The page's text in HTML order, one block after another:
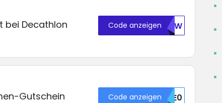
bei Decathlon Code anzeigenMKWW
Gutschein Code anzeigen UDE0